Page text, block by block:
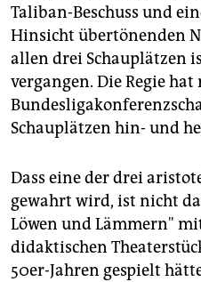
Taliban-Beschuss und
Hinsicht übertönenden
allen drei Schauplätzen
vergangen. Die Regie
Schauplätzen hin- und
Dass eine der drei
gewahrt wird, ist nicht
Löwen und Lämmern"
didaktischen
50er-Jahren gespielt